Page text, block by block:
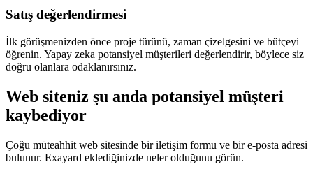
Satış değerlendirmesi
İlk görüşmenizden önce proje türünü, zaman çizelgesini ve bütçeyi
öğrenin. Yapay zeka potansiyel müşterileri değerlendirir, böylece siz
doğru olanlara odaklanırsınız.
Web siteniz şu anda potansiyel müşteri
kaybediyor
Çoğu müteahhit web sitesinde bir iletişim formu ve bir e-posta adresi
bulunur. Exayard eklediğinizde neler olduğunu görün.